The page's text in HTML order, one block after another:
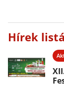
Hírek